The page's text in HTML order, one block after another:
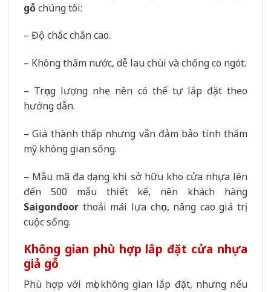
gỗchúng tôi:
– Độ chắc chắn cao.
– Không thấm nước, dễ lau chùi và chống co ngót.
– Trọng lượng nhẹ nên có thể tự lắp đặt theo
hướng dẫn.
– Giá thành thấp nhưng vẫn đảm bảo tính thẩm
mỹ không gian sống.
– Mẫu mã đa dạng khi sở hữu kho cửa nhựa lên
đến 500 mẫu thiết kế, nên khách hàng
Saigondoor thoải mái lựa chọn, nâng cao giá trị
cuộc sống.
Không gian phù hợp lắp đặt cửa nhựa
giả gỗ
Phù hợp với mọi không gian lắp đặt, nhưng nếu